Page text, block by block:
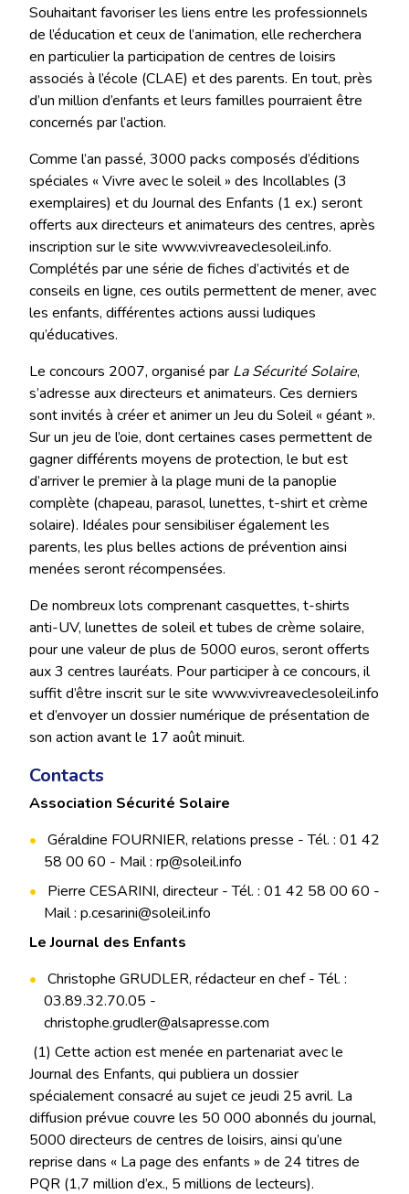
Souhaitant favoriser les liens entre les professionnels
de l’éducation et ceux de l’animation, elle recherchera
en particulier la participation de centres de loisirs
associés à l’école (CLAE) et des parents. En tout, près
d’un million d’enfants et leurs familles pourraient être
concernés par l’action.
Comme l’an passé, 3000 packs composés d’éditions
spéciales « Vivre avec le soleil » des Incollables (3
exemplaires) et du Journal des Enfants (1 ex.) seront
offerts aux directeurs et animateurs des centres, après
inscription sur le site www.vivreaveclesoleil.info.
Complétés par une série de fiches d’activités et de
conseils en ligne, ces outils permettent de mener, avec
les enfants, différentes actions aussi ludiques
qu’éducatives.
Le concours 2007, organisé par La Sécurité Solaire,
s’adresse aux directeurs et animateurs. Ces derniers
sont invités à créer et animer un Jeu du Soleil « géant ».
Sur un jeu de l’oie, dont certaines cases permettent de
gagner différents moyens de protection, le but est
d’arriver le premier à la plage muni de la panoplie
complète (chapeau, parasol, lunettes, t-shirt et crème
solaire). Idéales pour sensibiliser également les
parents, les plus belles actions de prévention ainsi
menées seront récompensées.
De nombreux lots comprenant casquettes, t-shirts
anti-UV, lunettes de soleil et tubes de crème solaire,
pour une valeur de plus de 5000 euros, seront offerts
aux 3 centres lauréats. Pour participer à ce concours, il
suffit d’être inscrit sur le site www.vivreaveclesoleil.info
et d’envoyer un dossier numérique de présentation de
son action avant le 17 août minuit.
Contacts
Association Sécurité Solaire
Géraldine FOURNIER, relations presse - Tél. : 01 42
58 00 60 - Mail : rp@soleil.info
Pierre CESARINI, directeur - Tél. : 01 42 58 00 60 -
Mail : p.cesarini@soleil.info
Le Journal des Enfants
Christophe GRUDLER, rédacteur en chef - Tél. :
03.89.32.70.05 -
christophe.grudler@alsapresse.com
(1) Cette action est menée en partenariat avec le
Journal des Enfants, qui publiera un dossier
spécialement consacré au sujet ce jeudi 25 avril. La
diffusion prévue couvre les 50 000 abonnés du journal,
5000 directeurs de centres de loisirs, ainsi qu’une
reprise dans « La page des enfants » de 24 titres de
PQR (1,7 million d’ex., 5 millions de lecteurs).